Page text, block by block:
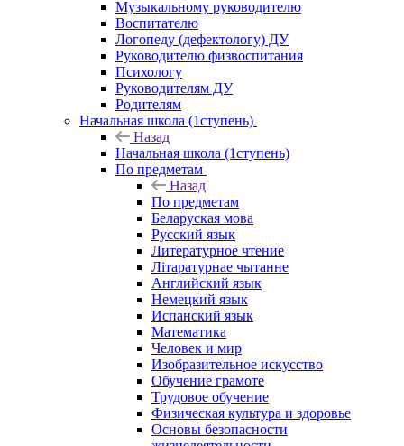
Музыкальному руководителю
Воспитателю
Логопеду (дефектологу) ДУ
Руководителю физвоспитания
Психологу
Руководителям ДУ
Родителям
Начальная школа (1ступень)
Назад
Начальная школа (1ступень)
По предметам
Назад
По предметам
Беларуская мова
Русский язык
Литературное чтение
Літаратурнае чытанне
Английский язык
Немецкий язык
Испанский язык
Математика
Человек и мир
Изобразительное искусство
Обучение грамоте
Трудовое обучение
Физическая культура и здоровье
Основы безопасности